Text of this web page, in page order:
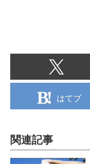
はてブ
関連記事